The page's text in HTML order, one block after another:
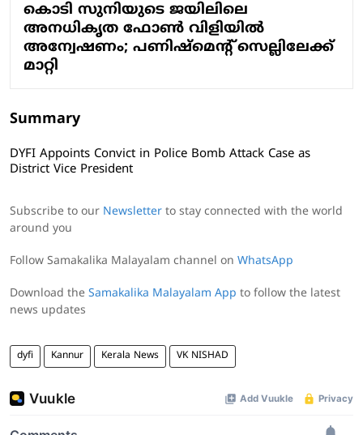
കൊടി സുനിയുടെ ജയിലിലെ
അനധികൃത ഫോൺ വിളിയിൽ
അന്വേഷണം; പണിഷ്മെന്റ് സെല്ലിലേക്ക്
മാറ്റി
Summary
DYFI Appoints Convict in Police Bomb Attack Case as
District Vice President
Subscribe to our Newsletter to stay connected with the world
around you
Follow Samakalika Malayalam channel on WhatsApp
Download the Samakalika Malayalam App to follow the latest
news updates
dyfi Kannur Kerala News VK NISHAD